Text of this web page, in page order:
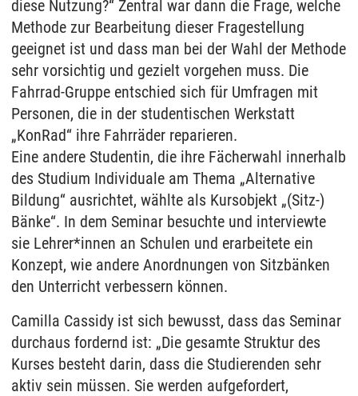
diese Nutzung?“ Zentral war dann die Frage, welche
Methode zur Bearbeitung dieser Fragestellung
geeignet ist und dass man bei der Wahl der Methode
sehr vorsichtig und gezielt vorgehen muss. Die
Fahrrad-Gruppe entschied sich für Umfragen mit
Personen, die in der studentischen Werkstatt
„KonRad“ ihre Fahrräder reparieren.
Eine andere Studentin, die ihre Fächerwahl innerhalb
des Studium Individuale am Thema „Alternative
Bildung“ ausrichtet, wählte als Kursobjekt „(Sitz-)
Bänke“. In dem Seminar besuchte und interviewte
sie Lehrer*innen an Schulen und erarbeitete ein
Konzept, wie andere Anordnungen von Sitzbänken
den Unterricht verbessern können.
Camilla Cassidy ist sich bewusst, dass das Seminar
durchaus fordernd ist: „Die gesamte Struktur des
Kurses besteht darin, dass die Studierenden sehr
aktiv sein müssen. Sie werden aufgefordert,